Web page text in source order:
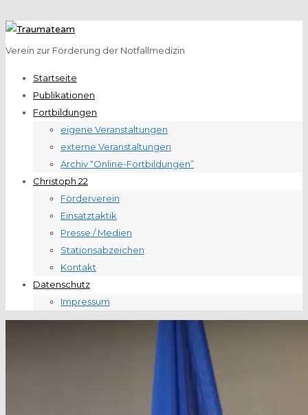
Verein zur Förderung der Notfallmedizin
Startseite
Publikationen
Fortbildungen
eigene Veranstaltungen
externe Veranstaltungen
Archiv “Online-Fortbildungen”
Christoph 22
Förderverein
Einsatztaktik
Presse / Medien
Stationsabzeichen
Kontakt
Datenschutz
Impressum